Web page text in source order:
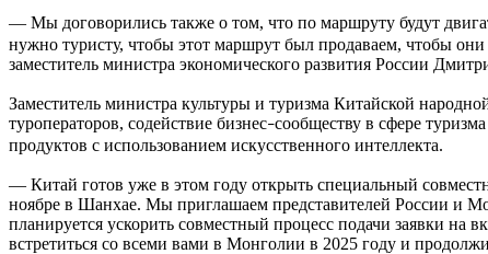
— Мы договорились также о том, что по маршруту будут
нужно туристу, чтобы этот маршрут был продаваем, чтобы
заместитель министра экономического развития России
Заместитель министра культуры и туризма Китайской
туроператоров, содействие бизнес–сообществу в сфере
продуктов с использованием искусственного интеллекта.
— Китай готов уже в этом году открыть специальный
ноябре в Шанхае. Мы приглашаем представителей России и
планируется ускорить совместный процесс подачи заявки
встретиться со всеми вами в Монголии в 2025 году и